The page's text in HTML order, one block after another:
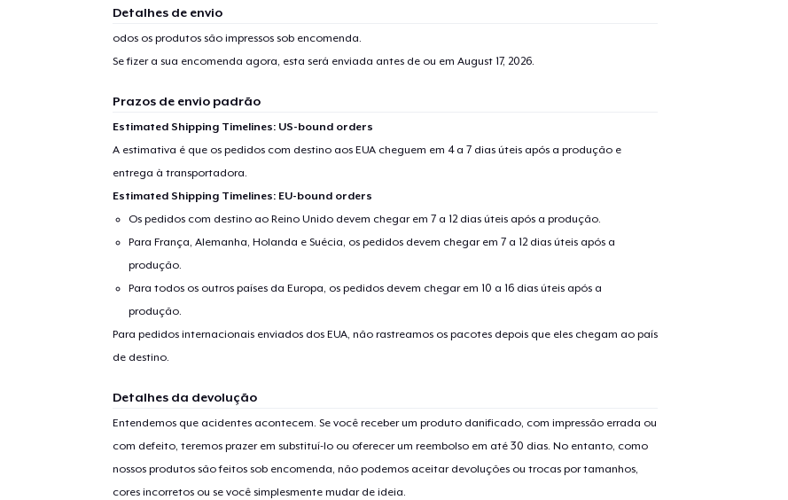
Detalhes de envio
odos os produtos são impressos sob encomenda.
Se fizer a sua encomenda agora, esta será enviada antes de ou em August 17, 2026.
Prazos de envio padrão
Estimated Shipping Timelines: US-bound orders
A estimativa é que os pedidos com destino aos EUA cheguem em 4 a 7 dias úteis após a produção e
entrega à transportadora.
Estimated Shipping Timelines: EU-bound orders
Os pedidos com destino ao Reino Unido devem chegar em 7 a 12 dias úteis após a produção.
Para França, Alemanha, Holanda e Suécia, os pedidos devem chegar em 7 a 12 dias úteis após a
produção.
Para todos os outros países da Europa, os pedidos devem chegar em 10 a 16 dias úteis após a
produção.
Para pedidos internacionais enviados dos EUA, não rastreamos os pacotes depois que eles chegam ao país
de destino.
Detalhes da devolução
Entendemos que acidentes acontecem. Se você receber um produto danificado, com impressão errada ou
com defeito, teremos prazer em substituí-lo ou oferecer um reembolso em até 30 dias. No entanto, como
nossos produtos são feitos sob encomenda, não podemos aceitar devoluções ou trocas por tamanhos,
cores incorretos ou se você simplesmente mudar de ideia.